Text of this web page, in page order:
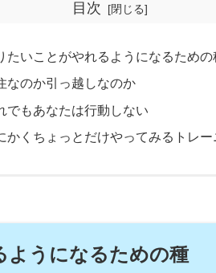
目次
たいことがやれるようになるための
なのか引っ越しなのか
でもあなたは行動しない
かくちょっとだけやってみるトレ
ようになるための種